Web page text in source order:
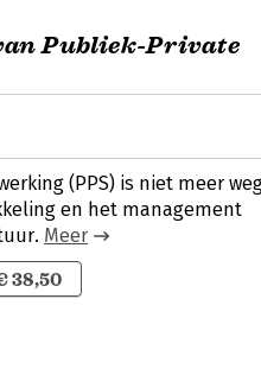
Publiek-Private
(PPS) is niet meer
en het management
Meer
38,50